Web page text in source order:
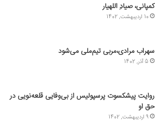
کمپانی، صیادِ اللهیار
10 اردیبهشت, 1402
سهراب مرادی،مربی تیم‌ملی می‌شود
5 آذر, 1402
روایت پیشکسوت پرسپولیس از بی‌وفایی قلعه‌نویی در
حق او
9 اردیبهشت, 1402